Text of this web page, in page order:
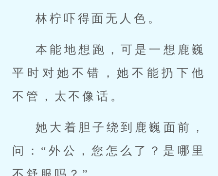
林柠吓得面无人色。
本能地想跑，可是一想鹿巍
平时对她不错，她不能扔下他
不管，太不像话。
她大着胆子绕到鹿巍面前，
问：“外公，您怎么了？是哪里